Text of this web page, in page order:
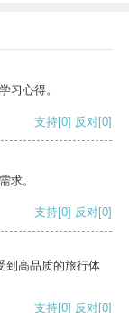
习心得。
支持[0] 反对[0]
求。
支持[0] 反对[0]
到高品质的旅行体
支持[0] 反对[0]